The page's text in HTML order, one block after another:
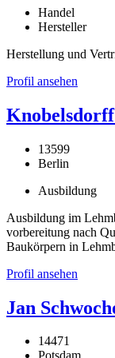
Handel
Hersteller
Herstellung und
Profil ansehen
13599
Berlin
Ausbildung
Ausbildung im
vorbereitung nach
Baukörpern in
Profil ansehen
Jan
14471